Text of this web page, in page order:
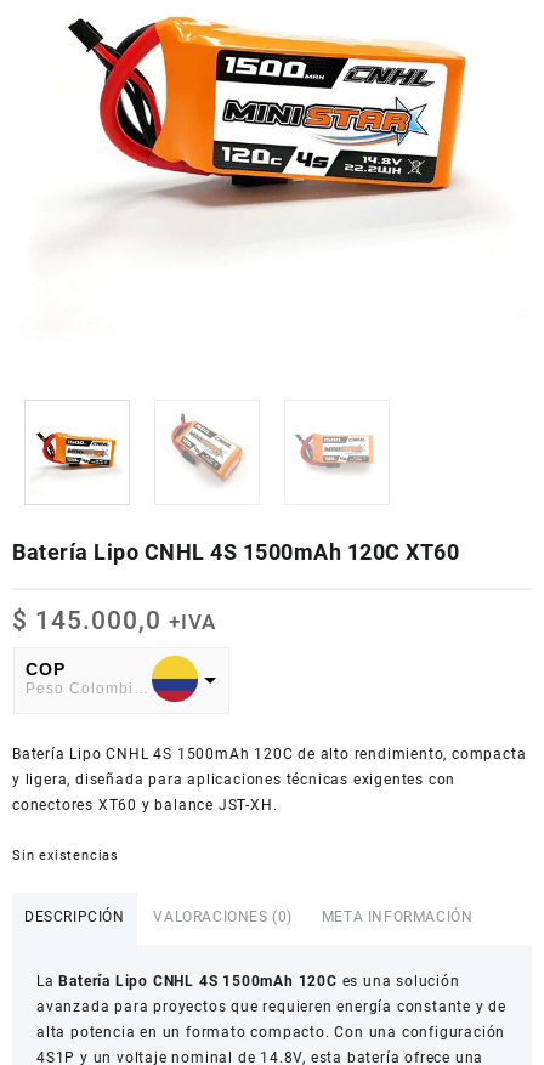
Batería Lipo CNHL 4S 1500mAh 120C XT60
$ 145.000,0 +IVA
COP
American Dollar
Batería Lipo CNHL 4S 1500mAh 120C de alto rendimiento, compacta
y ligera, diseñada para aplicaciones técnicas exigentes con
conectores XT60 y balance JST-XH.
Sin existencias
DESCRIPCIÓN VALORACIONES (0) META INFORMACIÓN
LaBatería Lipo CNHL 4S 1500mAh 120C es una solución
avanzada para proyectos que requieren energía constante y de
alta potencia en un formato compacto. Con una configuración
4S1P y un voltaje nominal de 14.8V, esta batería ofrece una